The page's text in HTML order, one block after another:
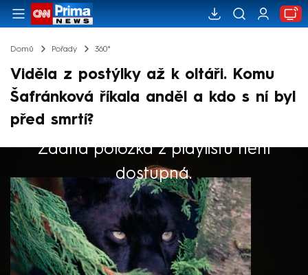
Domů Pořady 360°
Viděla z postýlky až k oltáři. Komu
Šafránková říkala anděl a kdo s ní byl
před smrtí?
Žádná položka z playlistu není
dostupná.
Výběr redakce